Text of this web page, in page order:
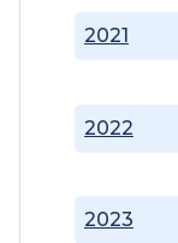
2021
2022
2023